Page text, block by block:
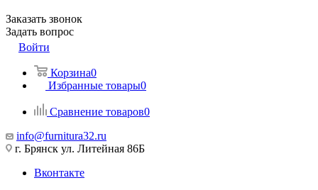
Заказать звонок
Задать вопрос
Войти
Корзина0
Избранные товары0
Сравнение товаров0
info@furnitura32.ru
г. Брянск ул. Литейная 86Б
Вконтакте